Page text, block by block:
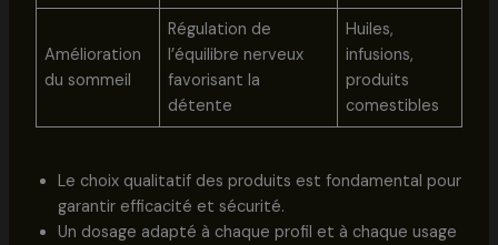
Amélioration
du sommeil
Régulation de
l’équilibre nerveux
favorisant la
détente
Huiles,
infusions,
produits
comestibles
Le choix qualitatif des produits est fondamental pour
garantir efficacité et sécurité.
Un dosage adapté à chaque profil et à chaque usage